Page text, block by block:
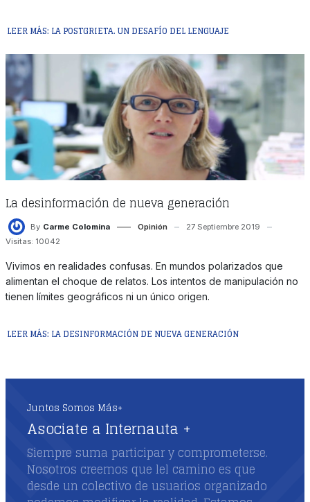
LEER MÁS: LA POSTGRIETA. UN DESAFÍO DEL LENGUAJE
La desinformación de nueva generación
By Carme Colomina Opinión
27 Septiembre 2019
Visitas: 10042
Vivimos en realidades confusas. En mundos polarizados que
alimentan el choque de relatos. Los intentos de manipulación no
tienen límites geográficos ni un único origen.
LEER MÁS: LA DESINFORMACIÓN DE NUEVA GENERACIÓN
Juntos Somos Más+
Asociate a Internauta +
Siempre suma participar y comprometerse.
Nosotros creemos que lel camino es que
desde un colectivo de usuarios organizado